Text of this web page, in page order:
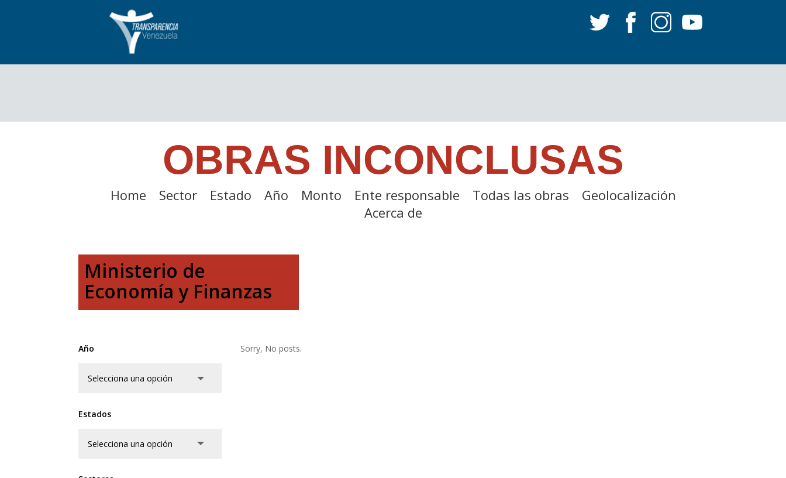
OBRAS INCONCLUSAS
Home Sector Estado Año Monto Ente responsable Todas las obras
Geolocalización
Acerca de
Ministerio de
Economía y Finanzas
Año
Estados
Sorry, No posts.